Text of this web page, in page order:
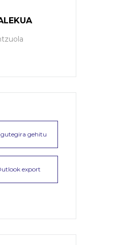
gehitu
export